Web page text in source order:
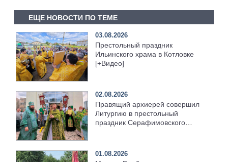
ЕЩЕ НОВОСТИ ПО ТЕМЕ
03.08.2026
Престольный праздник
Ильинского храма в Котловке
[+Видео]
02.08.2026
Правящий архиерей совершил
Литургию в престольный
праздник Серафимовского
01.08.2026